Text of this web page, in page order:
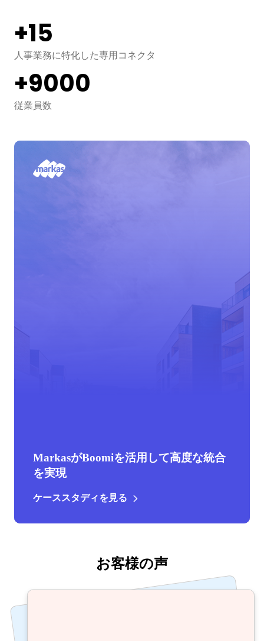
+15
人事業務に特化した専用コネクタ
+9000
従業員数
MarkasがBoomiを活用して高度な統合
を実現
ケーススタディを見る
お客様の声